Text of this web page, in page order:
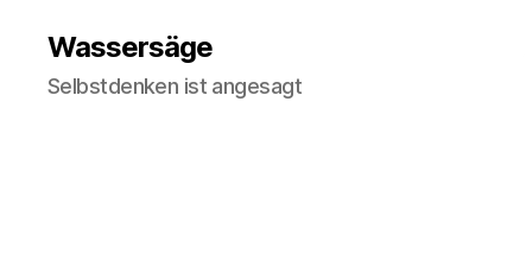
Wassersäge
Selbstdenken ist angesagt